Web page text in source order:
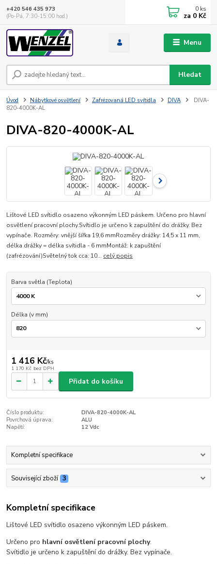
Menu
Hledat
+420 546 435 973
(Po-Pá, 7:30-15:00 hod.)
0 ks
za 0 Kč
Úvod Nábytkové osvětlení Zafrézovaná LED svítidla DIVA
DIVA-
820-4000K-AL
DIVA-820-4000K-AL
Lištové LED svítidlo osazeno výkonným LED páskem. Určeno pro hlavní
osvětlení pracovní plochy.Svítidlo je určeno k zapuštění do drážky. Bez
vypínače. Rozměry: vnější šířka 19,6 mmRozměry drážky: 14,5 x 11 mm,
délka drážky = délka svítidla - 6 mmMontáž: k zapuštění
(zafrézování)Světelný tok cca: 10... celý popis
Barva světla (Teplota)
Délka (v mm)
1 416 Kč/ks
1 170 Kč bez DPH
Přidat do košíku
Číslo produktu:
DIVA-820-4000K-AL
Povrchová úprava:
ALU
Napětí:
12 Vdc
Kompletní specifikace
Související zboží 3
Kompletní specifikace
Lištové LED svítidlo osazeno výkonným LED páskem.
Určeno pro hlavní osvětlení pracovní plochy.
Svítidlo je určeno k zapuštění do drážky. Bez vypínače.